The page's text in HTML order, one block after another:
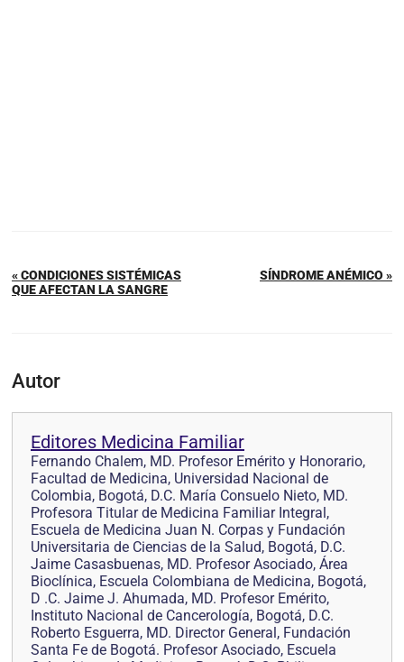
« CONDICIONES SISTÉMICAS
QUE AFECTAN LA SANGRE
SÍNDROME ANÉMICO »
Autor
Editores Medicina Familiar
Fernando Chalem, MD. Profesor Emérito y Honorario,
Facultad de Medicina, Universidad Nacional de
Colombia, Bogotá, D.C. María Consuelo Nieto, MD.
Profesora Titular de Medicina Familiar Integral,
Escuela de Medicina Juan N. Corpas y Fundación
Universitaria de Ciencias de la Salud, Bogotá, D.C.
Jaime Casasbuenas, MD. Profesor Asociado, Área
Bioclínica, Escuela Colombiana de Medicina, Bogotá,
D .C. Jaime J. Ahumada, MD. Profesor Emérito,
Instituto Nacional de Cancerología, Bogotá, D.C.
Roberto Esguerra, MD. Director General, Fundación
Santa Fe de Bogotá. Profesor Asociado, Escuela